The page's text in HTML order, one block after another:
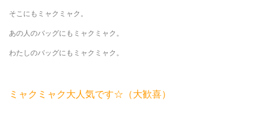
そこにもミャクミャク。
あの人のバッグにもミャクミャク。
わたしのバッグにもミャクミャク。
ミャクミャク大人気です☆（大歓喜）